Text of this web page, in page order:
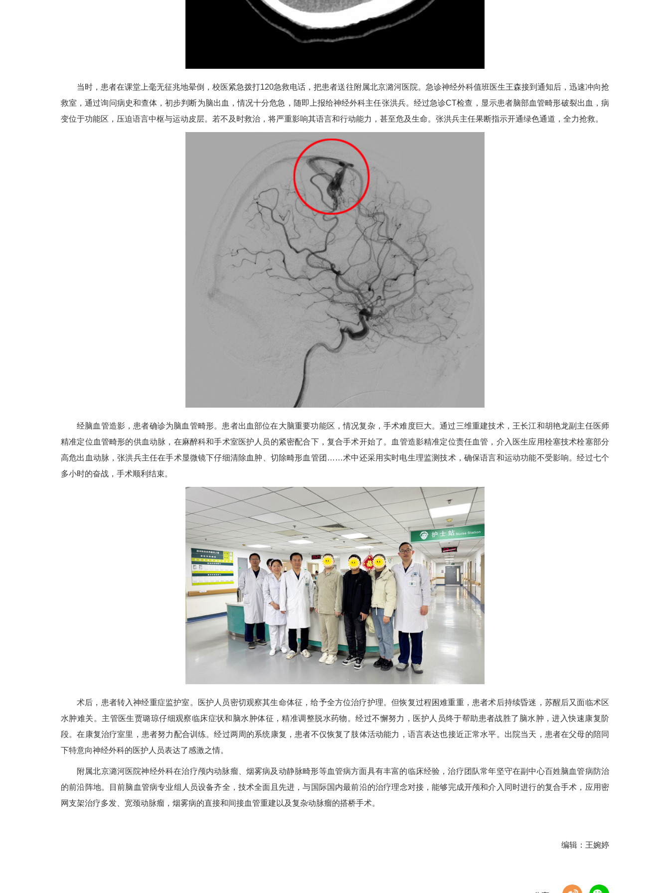
当时，患者在课堂上毫无征兆地晕倒，校医紧急拨打120急救电话，把患者送往附属北京潞河医院。急诊神经外科值班医生王森接到通知后，迅速冲向抢
救室，通过询问病史和查体，初步判断为脑出血，情况十分危急，随即上报给神经外科主任张洪兵。经过急诊CT检查，显示患者脑部血管畸形破裂出血，病
变位于功能区，压迫语言中枢与运动皮层。若不及时救治，将严重影响其语言和行动能力，甚至危及生命。张洪兵主任果断指示开通绿色通道，全力抢救。
经脑血管造影，患者确诊为脑血管畸形。患者出血部位在大脑重要功能区，情况复杂，手术难度巨大。通过三维重建技术，王长江和胡艳龙副主任医师
精准定位血管畸形的供血动脉，在麻醉科和手术室医护人员的紧密配合下，复合手术开始了。血管造影精准定位责任血管，介入医生应用栓塞技术栓塞部分
高危出血动脉，张洪兵主任在手术显微镜下仔细清除血肿、切除畸形血管团……术中还采用实时电生理监测技术，确保语言和运动功能不受影响。经过七个
多小时的奋战，手术顺利结束。
术后，患者转入神经重症监护室。医护人员密切观察其生命体征，给予全方位治疗护理。但恢复过程困难重重，患者术后持续昏迷，苏醒后又面临术区
水肿难关。主管医生贾璐琼仔细观察临床症状和脑水肿体征，精准调整脱水药物。经过不懈努力，医护人员终于帮助患者战胜了脑水肿，进入快速康复阶
段。在康复治疗室里，患者努力配合训练。经过两周的系统康复，患者不仅恢复了肢体活动能力，语言表达也接近正常水平。出院当天，患者在父母的陪同
下特意向神经外科的医护人员表达了感激之情。
附属北京潞河医院神经外科在治疗颅内动脉瘤、烟雾病及动静脉畸形等血管病方面具有丰富的临床经验，治疗团队常年坚守在副中心百姓脑血管病防治
的前沿阵地。目前脑血管病专业组人员设备齐全，技术全面且先进，与国际国内最前沿的治疗理念对接，能够完成开颅和介入同时进行的复合手术，应用密
网支架治疗多发、宽颈动脉瘤，烟雾病的直接和间接血管重建以及复杂动脉瘤的搭桥手术。
编辑：王婉婷